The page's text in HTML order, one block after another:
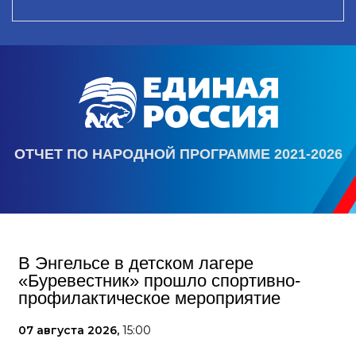
ОТЧЕТ ПО НАРОДНОЙ ПРОГРАММЕ 2021-2026
В Энгельсе в детском лагере
«Буревестник» прошло спортивно-
профилактическое мероприятие
07 августа 2026, 15:00